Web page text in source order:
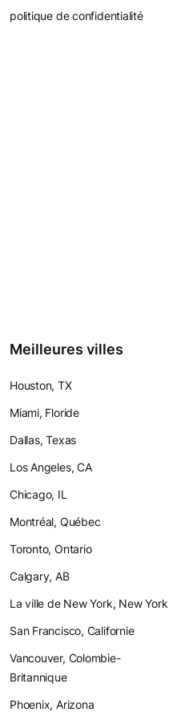
politique de confidentialité
Meilleures villes
Houston, TX
Miami, Floride
Dallas, Texas
Los Angeles, CA
Chicago, IL
Montréal, Québec
Toronto, Ontario
Calgary, AB
La ville de New York, New York
San Francisco, Californie
Vancouver, Colombie-
Britannique
Phoenix, Arizona